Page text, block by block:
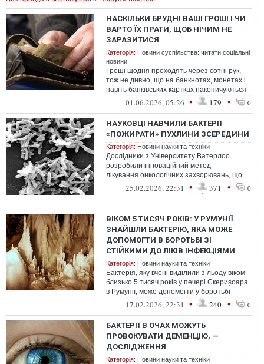
НАСКІЛЬКИ БРУДНІ ВАШІ ГРОШІ І ЧИ
ВАРТО ЇХ ПРАТИ, ЩОБ НІЧИМ НЕ
ЗАРАЗИТИСЯ
Категорія: Новини суспільства: читати соціальні
новини
Гроші щодня проходять через сотні рук,
тож не дивно, що на банкнотах, монетах і
навіть банківських картках накопичуються
тисячі мікроорганізмів
01.06.2026, 05:26 • 179 • 0
НАУКОВЦІ НАВЧИЛИ БАКТЕРІЇ
«ПОЖИРАТИ» ПУХЛИНИ ЗСЕРЕДИНИ
Категорія: Новини науки та техніки
Дослідники з Університету Ватерлоо
розробили інноваційний метод
лікування онкологічних захворювань, що
базується на використанні генетично
25.02.2026, 22:31 • 371 • 0
ВІКОМ 5 ТИСЯЧ РОКІВ: У РУМУНІЇ
ЗНАЙШЛИ БАКТЕРІЮ, ЯКА МОЖЕ
ДОПОМОГТИ В БОРОТЬБІ ЗІ
СТІЙКИМИ ДО ЛІКІВ ІНФЕКЦІЯМИ
Категорія: Новини науки та техніки
Бактерія, яку вчені виділили з льоду віком
близько 5 тисяч років у печері Скериșоара
в Румунії, може допомогти у боротьбі
зі стійкими до антибіотиків ...
17.02.2026, 22:31 • 240 • 0
БАКТЕРІЇ В ОЧАХ МОЖУТЬ
ПРОВОКУВАТИ ДЕМЕНЦІЮ, —
ДОСЛІДЖЕННЯ
Категорія: Новини науки та техніки